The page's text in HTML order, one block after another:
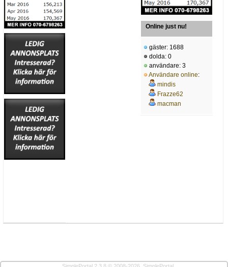
Online just nu!
gäster: 1688
dolda: 0
användare: 3
Användare online:
mindis
Frazze62
macman